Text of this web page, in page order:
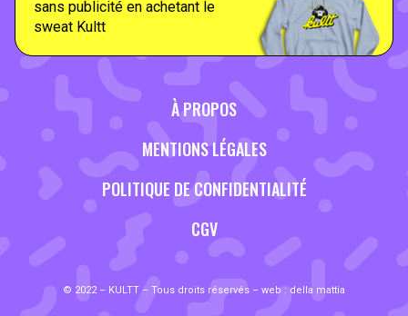
sans publicité en achetant le
sweat Kultt
À PROPOS
MENTIONS LÉGALES
POLITIQUE DE CONFIDENTIALITÉ
CGV
© 2022 – KULTT – Tous droits réservés – web :della mattia